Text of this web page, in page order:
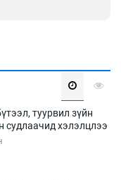
туурвил зүйн
судлаачид хэлэлцлээ